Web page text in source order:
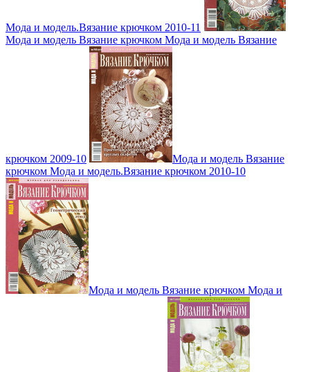
Мода и модель.Вязание крючком 2010-11
Мода и модель Вязание крючком Мода и модель Вязание
крючком 2009-10
Мода и модель Вязание
крючком Мода и модель.Вязание крючком 2010-10
Мода и модель Вязание крючком Мода и